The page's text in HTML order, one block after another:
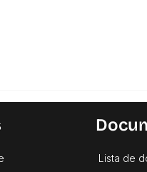
Lista de